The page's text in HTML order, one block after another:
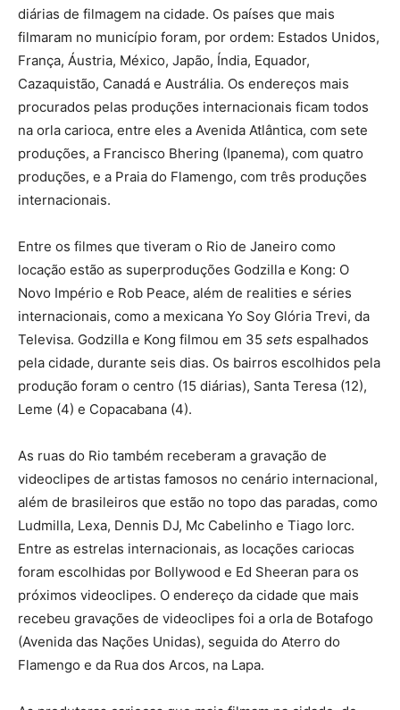
diárias de filmagem na cidade. Os países que mais
filmaram no município foram, por ordem: Estados Unidos,
França, Áustria, México, Japão, Índia, Equador,
Cazaquistão, Canadá e Austrália. Os endereços mais
procurados pelas produções internacionais ficam todos
na orla carioca, entre eles a Avenida Atlântica, com sete
produções, a Francisco Bhering (Ipanema), com quatro
produções, e a Praia do Flamengo, com três produções
internacionais.
Entre os filmes que tiveram o Rio de Janeiro como
locação estão as superproduções Godzilla e Kong: O
Novo Império e Rob Peace, além de realities e séries
internacionais, como a mexicana Yo Soy Glória Trevi, da
Televisa. Godzilla e Kong filmou em 35 sets espalhados
pela cidade, durante seis dias. Os bairros escolhidos pela
produção foram o centro (15 diárias), Santa Teresa (12),
Leme (4) e Copacabana (4).
As ruas do Rio também receberam a gravação de
videoclipes de artistas famosos no cenário internacional,
além de brasileiros que estão no topo das paradas, como
Ludmilla, Lexa, Dennis DJ, Mc Cabelinho e Tiago Iorc.
Entre as estrelas internacionais, as locações cariocas
foram escolhidas por Bollywood e Ed Sheeran para os
próximos videoclipes. O endereço da cidade que mais
recebeu gravações de videoclipes foi a orla de Botafogo
(Avenida das Nações Unidas), seguida do Aterro do
Flamengo e da Rua dos Arcos, na Lapa.